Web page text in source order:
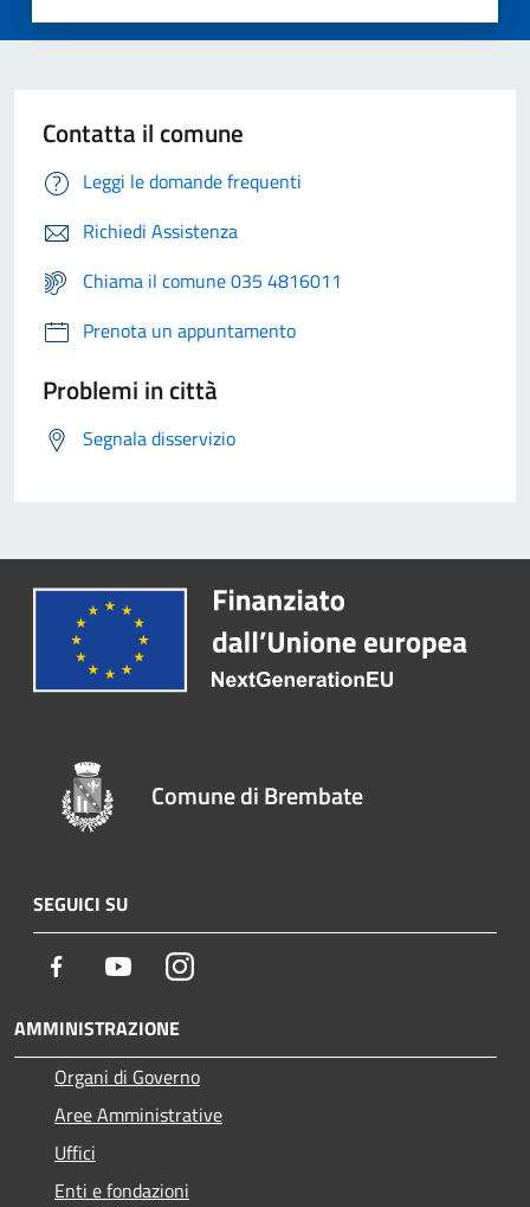
Contatta il comune
Leggi le domande frequenti
Richiedi Assistenza
Chiama il comune 035 4816011
Prenota un appuntamento
Problemi in città
Segnala disservizio
Comune di Brembate
SEGUICI SU
Facebook YoutubeInstagram
AMMINISTRAZIONE
Organi di Governo
Aree Amministrative
Uffici
Enti e fondazioni